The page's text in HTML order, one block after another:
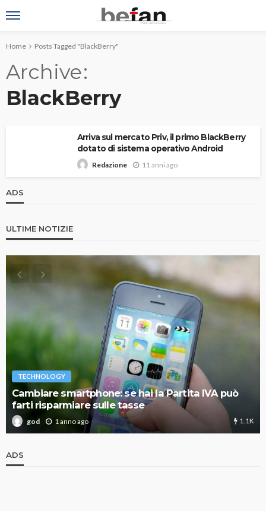
Home Posts Tagged "BlackBerry"
Archive
BlackBerry
Arriva sul mercato Priv, il primo BlackBerry
dotato di sistema operativo Android
Redazione 11 anni ago
ADS
ULTIME NOTIZIE
TECHNOLOGY
Cambiare smartphone: se hai la Partita IVA può
farti risparmiare sulle tasse
god 1 anno ago 1.1K
ADS